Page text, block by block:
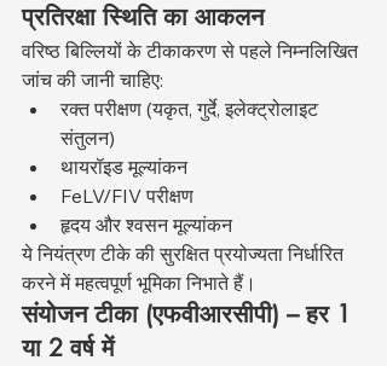
प्रतिरक्षा स्थिति का आकलन
वरिष्ठ बिल्लियों के टीकाकरण से पहले निम्नलिखित
जांच की जानी चाहिए:
रक्त परीक्षण (यकृत, गुर्दे, इलेक्ट्रोलाइट
संतुलन)
थायरॉइड मूल्यांकन
FeLV/FIV परीक्षण
हृदय और श्वसन मूल्यांकन
ये नियंत्रण टीके की सुरक्षित प्रयोज्यता निर्धारित
करने में महत्वपूर्ण भूमिका निभाते हैं।
संयोजन टीका (एफवीआरसीपी) – हर 1
या 2 वर्ष में